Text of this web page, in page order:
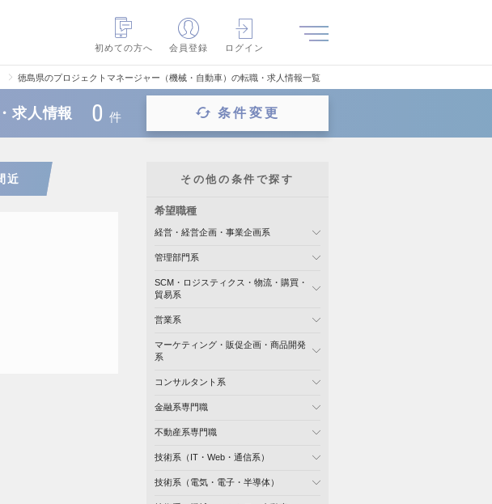
初めての方へ
会員登録 ログイン
徳島県のプロジェクトマネージャー（機械・自動車）の転職・求人情報一覧
求人情報 0 件 条件変更
近 その他の条件で探す
希望職種
経営・経営企画・事業企画系
管理部門系
SCM・ロジスティクス・物流・購買・
貿易系
営業系
マーケティング・販促企画・商品開発
系
コンサルタント系
金融系専門職
不動産系専門職
技術系（IT・Web・通信系）
技術系（電気・電子・半導体）